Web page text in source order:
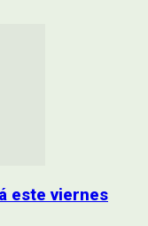
este viernes